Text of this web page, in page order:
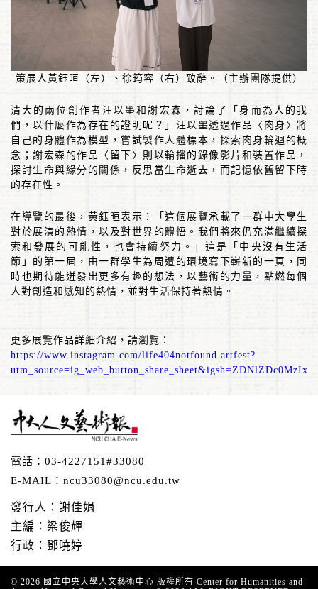
策展人黃鈺晅（左）、徐筠容（右）致辭。（主辦團隊提供）
清大的兩位創作者汪以墨和謝宏森，討論了「身而為人的我
們，以什麼作為存在的證明呢？」汪以墨透過作品〈肉身〉將
自己的身體作為模型，嘗試製作人體標本，探索肉身輪迴的概
念；謝宏森的作品〈留下〉則以輪播的錄像影片和裝置作品，
探討生命與緣分的關係，反思當生命逝去，而記憶依舊留下時
的存在性。
在導覽的最後，黃鈺晅表示：「這個展覽承載了一群中大學生
對於展演的熱情，以及對世界的體悟。我們將來仍充滿繼續探
索和發展的可能性，也會持續努力。」這是「中央沒有生活
節」的第一屆，由一群學生為周遭的環境寫下嶄新的一頁，同
時也期待能迸發出更多有趣的想法，以藝術的力量，點燃每個
人對創造和感知的熱情，並對生活保持著熱情。
更多展覽作品詳細介紹，請瀏覽：
https://www.instagram.com/life404notfound.artfest?
電話： 03-4227151#33080
E-MAIL： ncu33080@ncu.edu.tw
發行人：謝佳娟
主編：梁俊輝
行政：鄧曉婷
© 2026 國立中央大學人文藝術中心 版權所有 Center for Humanities and